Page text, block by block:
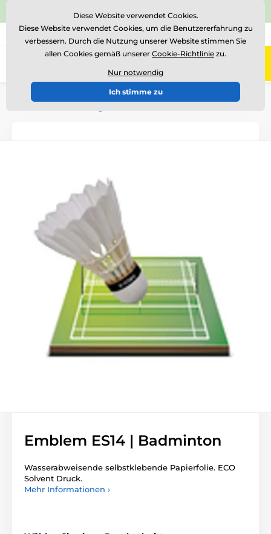
⭐Siehe 504 verifizierte Bewertungen auf
Rufen Sie uns an (Mo-Fr 15-18) +43 676 361 37 22
0
Einführung
Logotypen und Embleme
Emblem ES14 | Badminton
Wasserabweisende selbstklebende Papierfolie. ECO
Solvent Druck.
Mehr Informationen ›
Diese Website verwendet Cookies.
Diese Website verwendet Cookies, um die Benutzererfahrung zu
verbessern. Durch die Nutzung unserer Website stimmen Sie
allen Cookies gemäß unserer Cookie-Richtlinie zu.
Nur notwendig
Ich stimme zu